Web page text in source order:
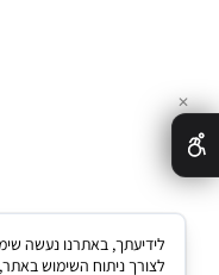
לצורך ניתוח השימוש באתר,